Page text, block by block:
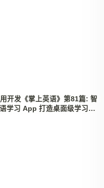
开发《掌上英语》第81篇: 智
学习 App 打造桌面级学习助